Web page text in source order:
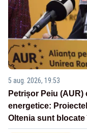
5 aug. 2026, 19:53
Petrișor Peiu
energetice:
Oltenia sunt